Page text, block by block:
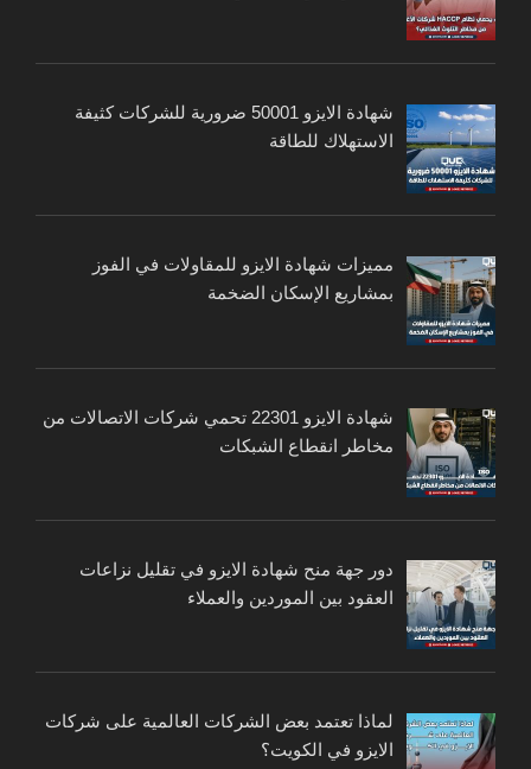
شهادة الايزو 50001 ضرورية للشركات كثيفة
الاستهلاك للطاقة
مميزات شهادة الايزو للمقاولات في الفوز
بمشاريع الإسكان الضخمة
شهادة الايزو 22301 تحمي شركات الاتصالات من
مخاطر انقطاع الشبكات
دور جهة منح شهادة الايزو في تقليل نزاعات
العقود بين الموردين والعملاء
لماذا تعتمد بعض الشركات العالمية على شركات
الايزو في الكويت؟